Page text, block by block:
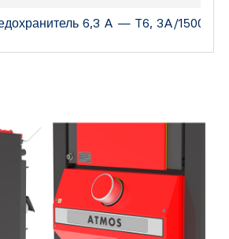
6,3 A — T6, 3A/1500 —